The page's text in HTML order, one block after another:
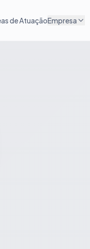
de AtuaçãoEmpresa